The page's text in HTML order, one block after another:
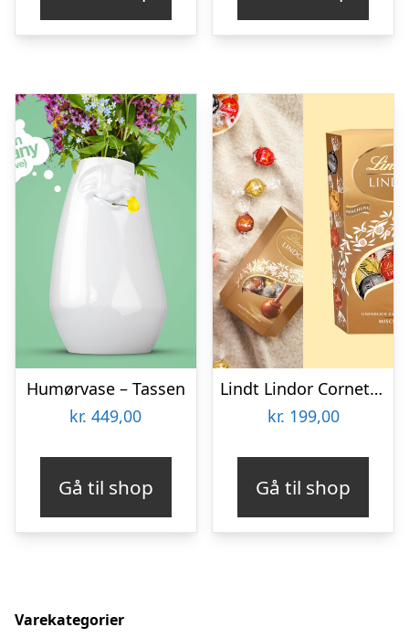
Humørvase – Tassen
kr. 449,00
Gå til shop
Lindt Lindor Cornet 500 gram – Blandet chokolade
kr. 199,00
Gå til shop
Varekategorier